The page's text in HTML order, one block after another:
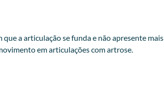
a articulação se funda e não apresente mais
em articulações com artrose.